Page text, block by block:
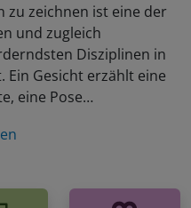
zu zeichnen ist eine der
und zugleich
Disziplinen in
Ein Gesicht erzählt eine
eine Pose…